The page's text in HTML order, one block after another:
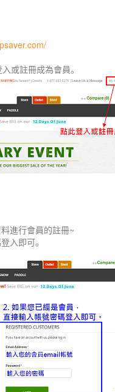
或註冊成為會員。
進行會員的註冊~
入即可。